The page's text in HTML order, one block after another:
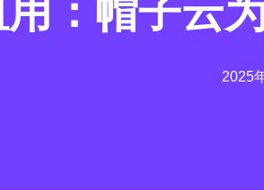
用：帽子云
2025